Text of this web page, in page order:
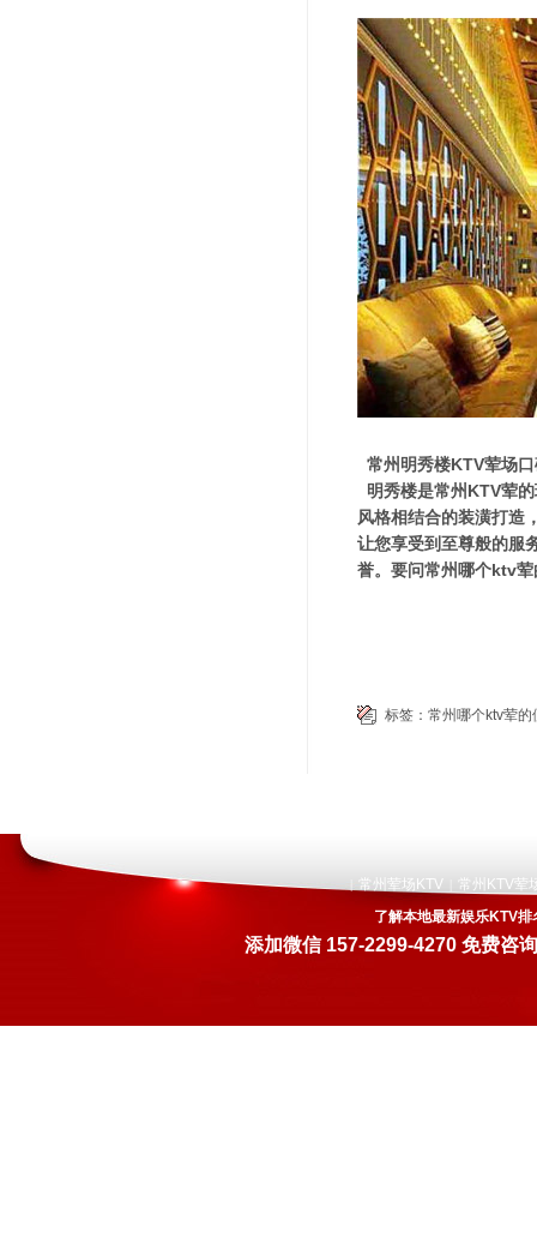
常州明秀楼KTV荤场
明秀楼是常州KTV荤
风格相结合的装潢打造
让您享受到至尊般的服
誉。要问常州哪个ktv
标签： 常州哪个ktv荤的
常州荤场KTV
常州KTV荤
了解本地最新娱乐KTV
添加微信157-2299-4270 免费咨